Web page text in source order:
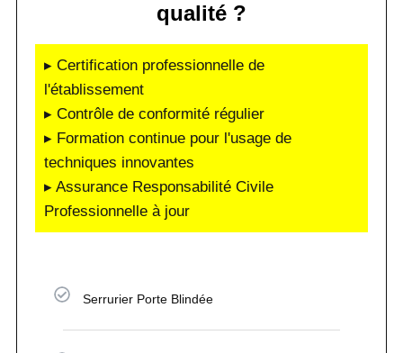
qualité ?
▸ Certification professionnelle de
l'établissement
▸ Contrôle de conformité régulier
▸ Formation continue pour l'usage de
techniques innovantes
▸ Assurance Responsabilité Civile
Professionnelle à jour
Serrurier Porte Blindée